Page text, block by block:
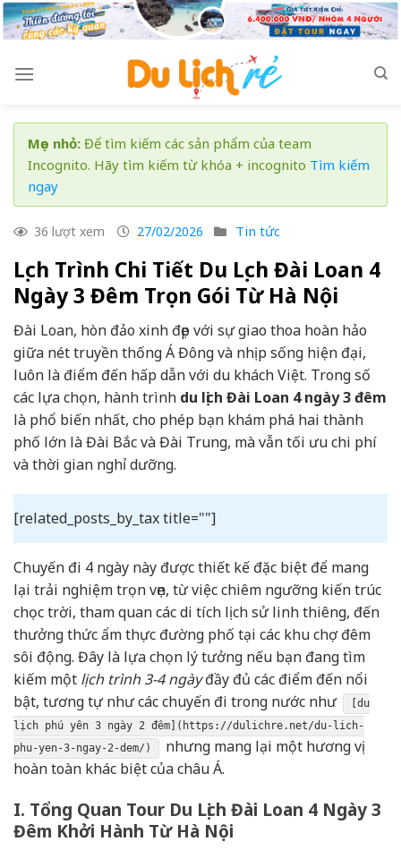
Skip
to
Mẹo nhỏ: Để tìm kiếm các sản phẩm của team
Incognito. Hãy tìm kiếm từ khóa + incognito Tìm kiếm
ngay
36 lượt xem 27/02/2026 Tin tức
Lịch Trình Chi Tiết Du Lịch Đài Loan 4
Ngày 3 Đêm Trọn Gói Từ Hà Nội
Đài Loan, hòn đảo xinh đẹp với sự giao thoa hoàn hảo
giữa nét truyền thống Á Đông và nhịp sống hiện đại,
luôn là điểm đến hấp dẫn với du khách Việt. Trong số
các lựa chọn, hành trình du lịch Đài Loan 4 ngày 3 đêm
là phổ biến nhất, cho phép bạn khám phá hai thành
phố lớn là Đài Bắc và Đài Trung, mà vẫn tối ưu chi phí
và thời gian nghỉ dưỡng.
[related_posts_by_tax title=""]
Chuyến đi 4 ngày này được thiết kế đặc biệt để mang
lại trải nghiệm trọn vẹn, từ việc chiêm ngưỡng kiến trúc
chọc trời, tham quan các di tích lịch sử linh thiêng, đến
thưởng thức ẩm thực đường phố tại các khu chợ đêm
sôi động. Đây là lựa chọn lý tưởng nếu bạn đang tìm
kiếm một lịch trình 3-4 ngàyđầy đủ các điểm đến nổi
bật, tương tự như các chuyến đi trong nước như
[du
lịch phú yên 3 ngày 2 đêm](https://dulichre.net/du-lich-
phu-yen-3-ngay-2-dem/)
nhưng mang lại một hương vị
hoàn toàn khác biệt của châu Á.
I. Tổng Quan Tour Du Lịch Đài Loan 4 Ngày 3
Đêm Khởi Hành Từ Hà Nội